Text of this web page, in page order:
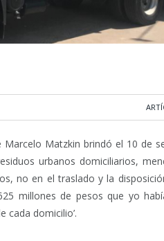
Matzkin brindó el 10 de
urbanos domiciliarios,
no en el traslado y la
millones de pesos que yo
cada domicilio’.